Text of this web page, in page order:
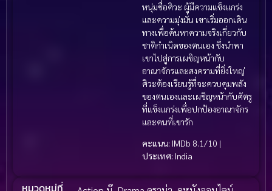
หนุ่มชื่อศิวะ ผู้มีความแข็งแกร่ง
และความมุ่งมั่น เขาเริ่มออกเดิน
ทางเพื่อค้นหาความจริงเกี่ยวกับ
ชาติกำเนิดของตนเอง ซึ่งนำพา
เขาไปสู่การเผชิญหน้ากับ
อาณาจักรและสงครามที่ยิ่งใหญ่
ศิวะต้องเรียนรู้ที่จะควบคุมพลัง
ของตนเองและเผชิญหน้ากับศัตรู
ที่แข็งแกร่งเพื่อปกป้องอาณาจักร
และคนที่เขารัก
คะแนน: IMDb 8.1/10 |
ประเทศ: India